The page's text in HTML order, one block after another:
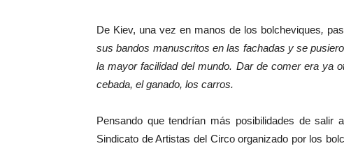
De Kiev, una vez en manos de los bolcheviques,
sus bandos manuscritos en las fachadas y se
la mayor facilidad del mundo. Dar de comer era ya
cebada, el ganado, los carros.
Pensando que tendrían más posibilidades de
Sindicato de Artistas del Circo organizado por los